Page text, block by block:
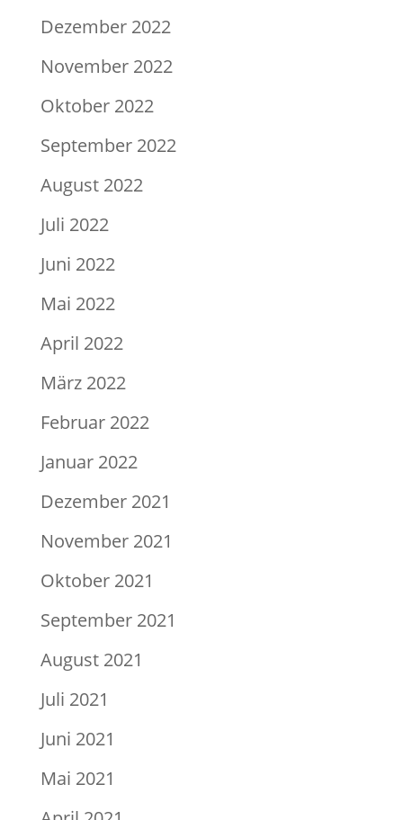
Dezember 2022
November 2022
Oktober 2022
September 2022
August 2022
Juli 2022
Juni 2022
Mai 2022
April 2022
März 2022
Februar 2022
Januar 2022
Dezember 2021
November 2021
Oktober 2021
September 2021
August 2021
Juli 2021
Juni 2021
Mai 2021